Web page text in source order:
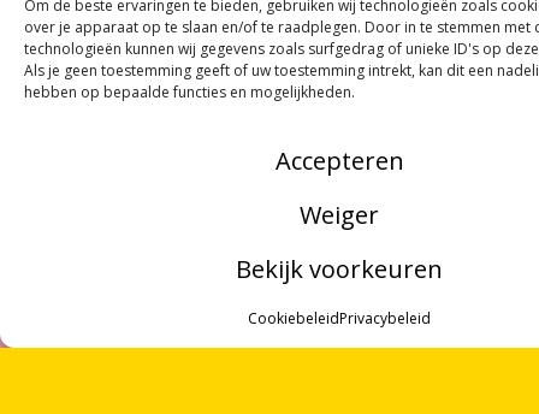
Om de beste ervaringen te bieden, gebruiken wij technologieën zoals
over je apparaat op te slaan en/of te raadplegen. Door in te stemmen met
technologieën kunnen wij gegevens zoals surfgedrag of unieke ID's op
Als je geen toestemming geeft of uw toestemming intrekt, kan dit een
hebben op bepaalde functies en mogelijkheden.
Accepteren
Weiger
Bekijk voorkeuren
CookiebeleidPrivacybeleid
ONTVANGVIER GEDICHTENPER MAAND
VIA ONZENIEUWSBRIEF!
OF VOLG ONS VIA SOCIALE MEDIA
NOORDWOORD
Munnekeholm 2
9711 JA Groningen